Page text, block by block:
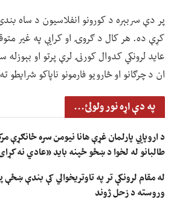
پر دې سربېره د کورونو انفلاسیون د ساه
کړې ده. هر کال د ګروۍ او کرایې په غیر
عاید لرونکي کدوال کورنۍ لرې پرتو او
ان د چرګانو او څارویو فارمونو ناپاکو شرایطو
په دې اړه نور ولولئ...
د اروپايي پارلمان غړې هانا نیومن سره ځانګړې
طالبانو له لخوا د ښځو ځپنه باید «عادي نه
له مقام لرونکې تر په تاوتریخوالي کې بندې ښځې
وروسته د زحل ژوند